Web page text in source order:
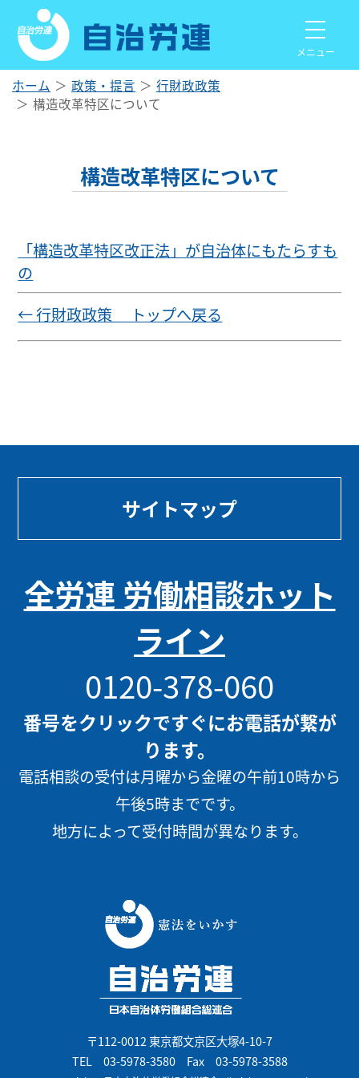
メニュー
ホーム 政策・提言
行財政政策
構造改革特区について
構造改革特区について
「構造改革特区改正法」が自治体にもたらすも
の
← 行財政政策 トップへ戻る
サイトマップ
全労連 労働相談ホット
ライン
0120-378-060
番号をクリックですぐにお電話が繋が
ります。
電話相談の受付は月曜から金曜の午前10時から
午後5時までです。
地方によって受付時間が異なります。
〒112-0012 東京都文京区大塚4-10-7
TEL 03-5978-3580Fax 03-5978-3588